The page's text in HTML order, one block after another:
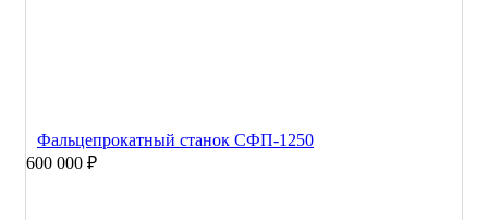
Фальцепрокатный станок СФП-1250
600 000 ₽